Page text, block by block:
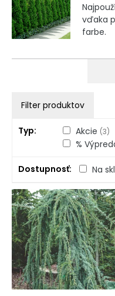
vďaka
farbe.
Filter produktov
Typ Akcie (3)
%
Dostupnosť Na